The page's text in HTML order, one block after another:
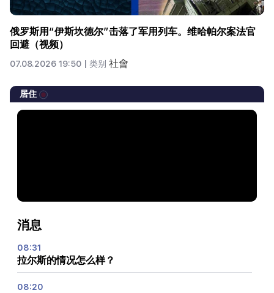
俄罗斯用“伊斯坎德尔”击落了军用列车。维哈帕尔案法官
回避（视频）
07.08.2026 19:50 | 类别 社會
居住
消息
08:31
拉尔斯的情况怎么样？
08:20